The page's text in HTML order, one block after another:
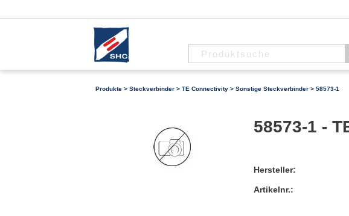
Produkte > Steckverbinder > TE Connectivity > Sonstige Steckverbinder > 58573-1
58573-1 -
Hersteller:
Artikelnr.: